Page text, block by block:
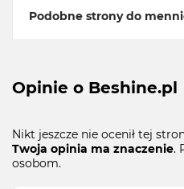
Podobne strony do
Opinie o Beshine.pl
Nikt jeszcze nie ocenił tej
Twoja opinia ma znaczenie.
osobom.